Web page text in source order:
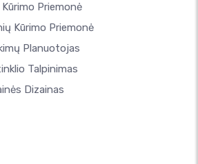
Priemonė
Kūrimo Priemonė
Planuotojas
Talpinimas
Dizainas